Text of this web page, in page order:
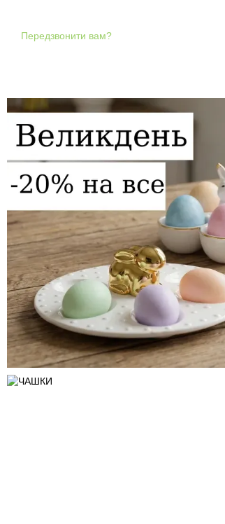
Передзвонити вам?